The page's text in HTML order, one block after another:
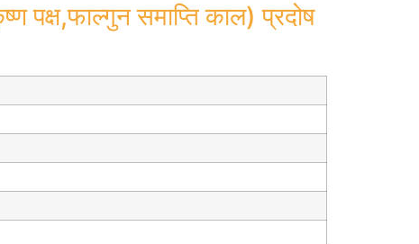
पक्ष,फाल्गुन समाप्ति काल) प्रदोष